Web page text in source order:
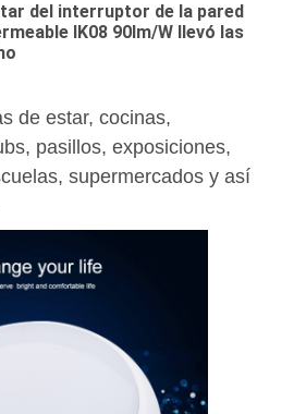
del interruptor de la pared
IK08 90lm/W llevó las
de estar, cocinas,
pasillos, exposiciones,
supermercados y así